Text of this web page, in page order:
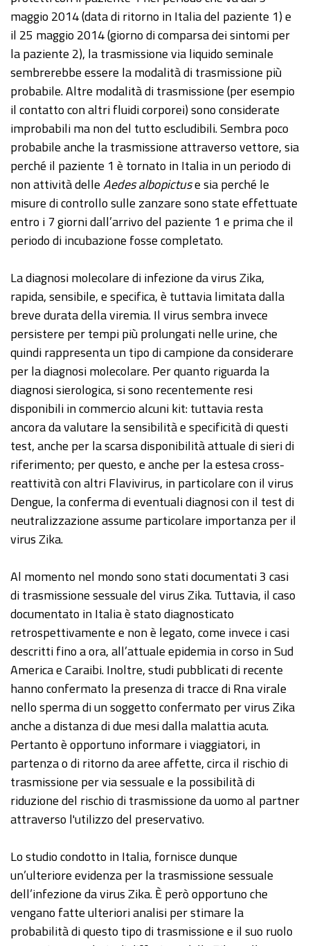
maggio 2014 (data di ritorno in Italia del paziente 1) e
il 25 maggio 2014 (giorno di comparsa dei sintomi per
la paziente 2), la trasmissione via liquido seminale
sembrerebbe essere la modalità di trasmissione più
probabile. Altre modalità di trasmissione (per esempio
il contatto con altri fluidi corporei) sono considerate
improbabili ma non del tutto escludibili. Sembra poco
probabile anche la trasmissione attraverso vettore, sia
perché il paziente 1 è tornato in Italia in un periodo di
non attività delleAedes albopictuse sia perché le
misure di controllo sulle zanzare sono state effettuate
entro i 7 giorni dall’arrivo del paziente 1 e prima che il
periodo di incubazione fosse completato.
La diagnosi molecolare di infezione da virus Zika,
rapida, sensibile, e specifica, è tuttavia limitata dalla
breve durata della viremia. Il virus sembra invece
persistere per tempi più prolungati nelle urine, che
quindi rappresenta un tipo di campione da considerare
per la diagnosi molecolare. Per quanto riguarda la
diagnosi sierologica, si sono recentemente resi
disponibili in commercio alcuni kit: tuttavia resta
ancora da valutare la sensibilità e specificità di questi
test, anche per la scarsa disponibilità attuale di sieri di
riferimento; per questo, e anche per la estesa cross-
reattività con altri Flavivirus, in particolare con il virus
Dengue, la conferma di eventuali diagnosi con il test di
neutralizzazione assume particolare importanza per il
virus Zika.
Al momento nel mondo sono stati documentati 3 casi
di trasmissione sessuale del virus Zika. Tuttavia, il caso
documentato in Italia è stato diagnosticato
retrospettivamente e non è legato, come invece i casi
descritti fino a ora, all’attuale epidemia in corso in Sud
America e Caraibi. Inoltre, studi pubblicati di recente
hanno confermato la presenza di tracce di Rna virale
nello sperma di un soggetto confermato per virus Zika
anche a distanza di due mesi dalla malattia acuta.
Pertanto è opportuno informare i viaggiatori, in
partenza o di ritorno da aree affette, circa il rischio di
trasmissione per via sessuale e la possibilità di
riduzione del rischio di trasmissione da uomo al partner
attraverso l'utilizzo del preservativo.
Lo studio condotto in Italia, fornisce dunque
un’ulteriore evidenza per la trasmissione sessuale
dell’infezione da virus Zika. È però opportuno che
vengano fatte ulteriori analisi per stimare la
probabilità di questo tipo di trasmissione e il suo ruolo